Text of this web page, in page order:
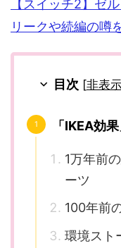
【スイッチ2】ゼ
リークや続編の噂
目次 [非表
「IKEA効
1万年前
ーツ
100年前
環境スト